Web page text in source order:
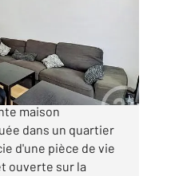
OLIVET VAL **
maison
dans un quartier
d'une pièce de vie
ouverte sur la